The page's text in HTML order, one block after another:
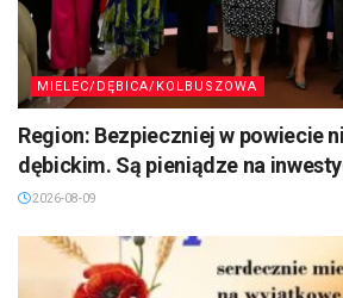
MIELEC/DĘBICA/KOLBUSZOWA
Region: Bezpieczniej w powiecie
dębickim. Są pieniądze na
2026-08-09